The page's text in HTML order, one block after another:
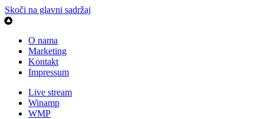
Skoči na glavni sadržaj
O nama
Marketing
Kontakt
Impressum
Live stream
Winamp
WMP